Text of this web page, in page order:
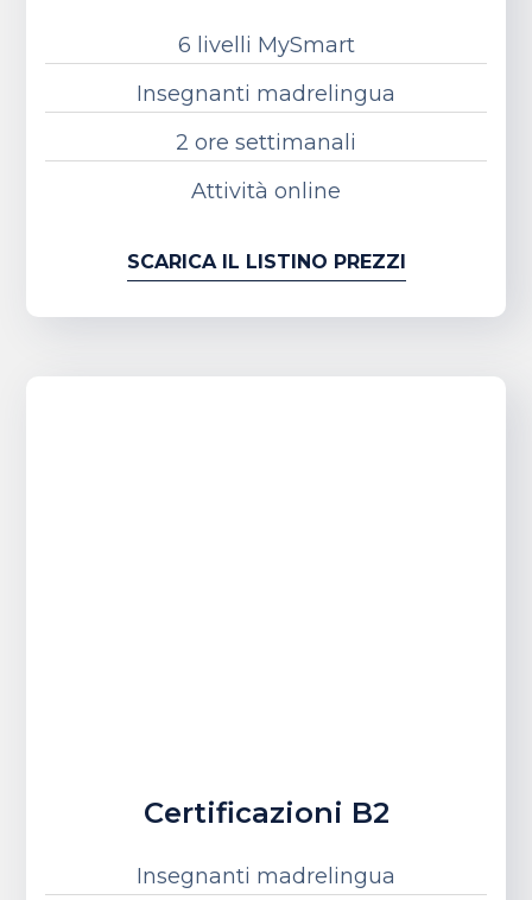
6 livelli MySmart
Insegnanti madrelingua
2 ore settimanali
Attività online
SCARICA IL LISTINO PREZZI
Certificazioni B2
Insegnanti madrelingua